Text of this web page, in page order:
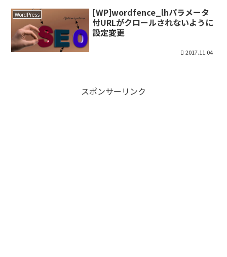
WordPress
[WP]wordfence_lhパラメータ
付URLがクロールされないように
設定変更
2017.11.04
スポンサーリンク